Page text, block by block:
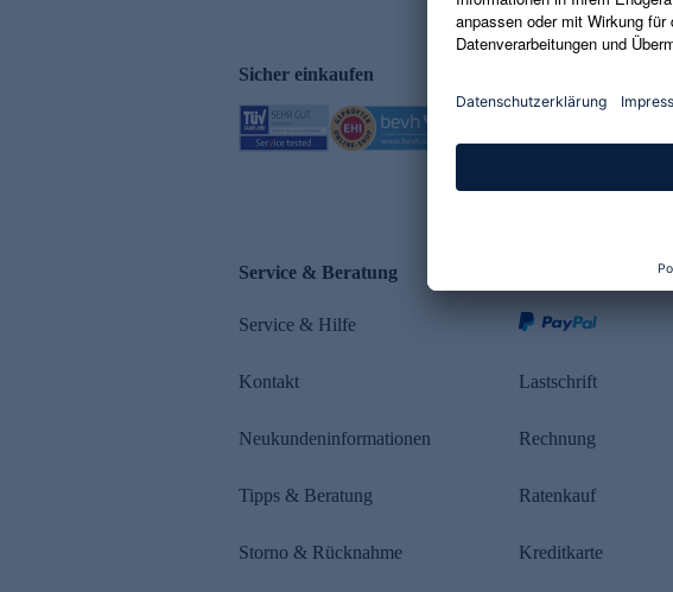
Sicher einkaufen
Service & Beratung
Service & Hilfe
Kontakt
Neukundeninformationen
Tipps & Beratung
Storno & Rücknahme
Lastschrift
Rechnung
Ratenkauf
Kreditkarte